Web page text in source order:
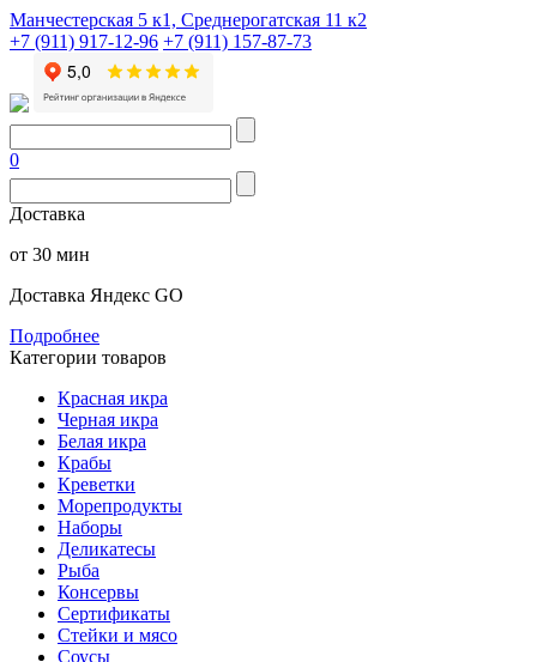
Манчестерская 5 к1, Среднерогатская 11 к2
+7 (911) 917-12-96 +7 (911) 157-87-73
0
Доставка
от 30 мин
Доставка Яндекс GO
Подробнее
Категории товаров
Красная икра
Черная икра
Белая икра
Крабы
Креветки
Морепродукты
Наборы
Деликатесы
Рыба
Консервы
Сертификаты
Стейки и мясо
Соусы